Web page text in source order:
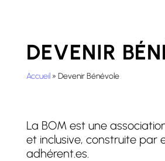
DEVENIR
Accueil» Devenir Bénévole
La BOM est une
et inclusive, construite par
adhérent.es.